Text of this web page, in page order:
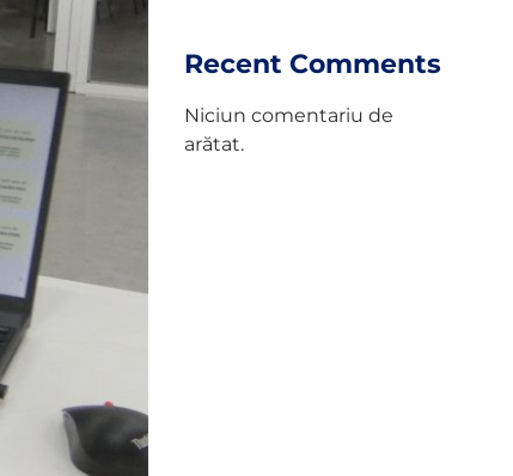
Recent Comments
Niciun comentariu de
arătat.